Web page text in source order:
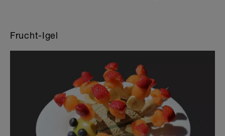
Frucht-Igel